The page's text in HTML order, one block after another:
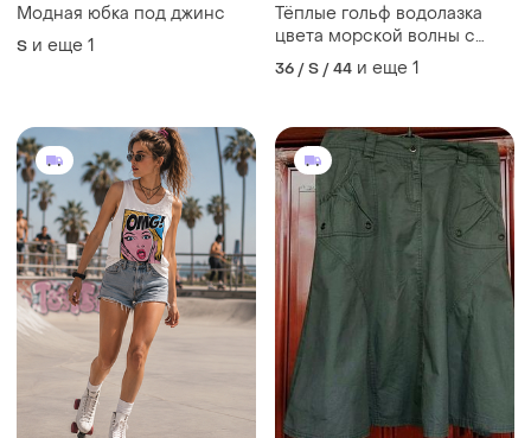
Модная юбка под джинс
S и еще 1
Тёплые гольф водолазка
цвета морской волны с
высокой горловиной,s-l,
promise.
36 / S / 44 и еще 1